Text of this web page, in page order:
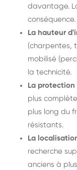
davantage.
conséquence.
La hauteur
(charpentes,
mobilisé
la technicité.
La
plus
plus long du
résistants.
La
recherche
anciens à